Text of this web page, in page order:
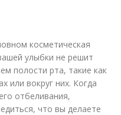
косметическая
улыбки не решит
полости рта, такие как
или вокруг них. Когда
отбеливания,
что вы делаете